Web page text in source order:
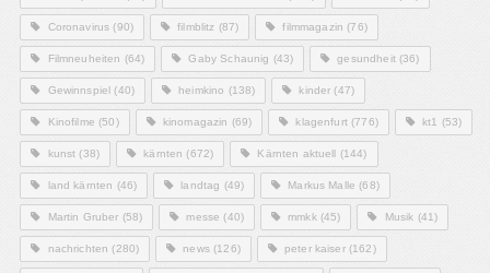
Coronavirus (90) filmblitz (87) filmmagazin (76)
Filmneuheiten (64) Gaby Schaunig (43) gesundheit(36)
Gewinnspiel (40) heimkino (138) kinder (47)
Kinofilme (50) kinomagazin (69) klagenfurt(776) kt1 (53)
kunst (38) kärnten (672) Kärnten aktuell (144)
land kärnten (46) landtag (49) Markus Malle (68)
Martin Gruber (58) messe (40) mmkk(45) Musik (41)
nachrichten (280) news(126) peter kaiser(162)